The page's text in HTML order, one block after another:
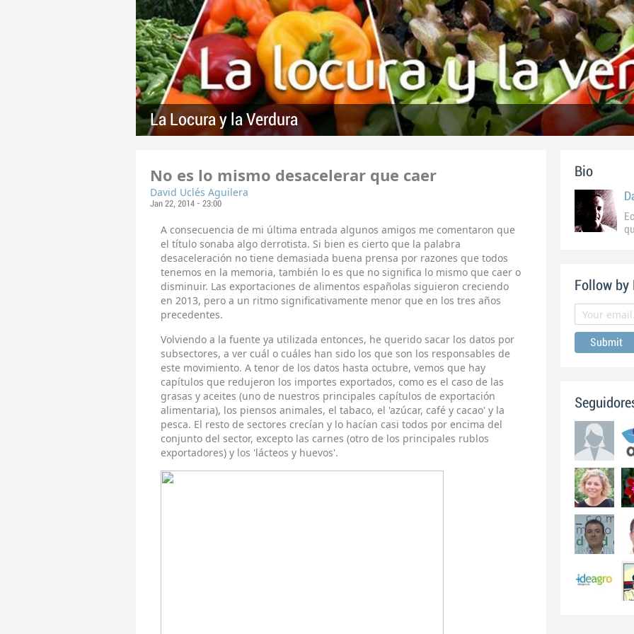
La Locura y la Verdura
No es lo mismo desacelerar que caer
David Uclés Aguilera
Jan 22, 2014 - 23:00
A consecuencia de mi última entrada algunos amigos me comentaron que
el título sonaba algo derrotista. Si bien es cierto que la palabra
desaceleración no tiene demasiada buena prensa por razones que todos
tenemos en la memoria, también lo es que no significa lo mismo que caer o
disminuir. Las exportaciones de alimentos españolas siguieron creciendo
en 2013, pero a un ritmo significativamente menor que en los tres años
precedentes.
Volviendo a la fuente ya utilizada entonces, he querido sacar los datos por
subsectores, a ver cuál o cuáles han sido los que son los responsables de
este movimiento. A tenor de los datos hasta octubre, vemos que hay
capítulos que redujeron los importes exportados, como es el caso de las
grasas y aceites (uno de nuestros principales capítulos de exportación
alimentaria), los piensos animales, el tabaco, el 'azúcar, café y cacao' y la
pesca. El resto de sectores crecían y lo hacían casi todos por encima del
conjunto del sector, excepto las carnes (otro de los principales rublos
exportadores) y los 'lácteos y huevos'.
Bio
Follow by